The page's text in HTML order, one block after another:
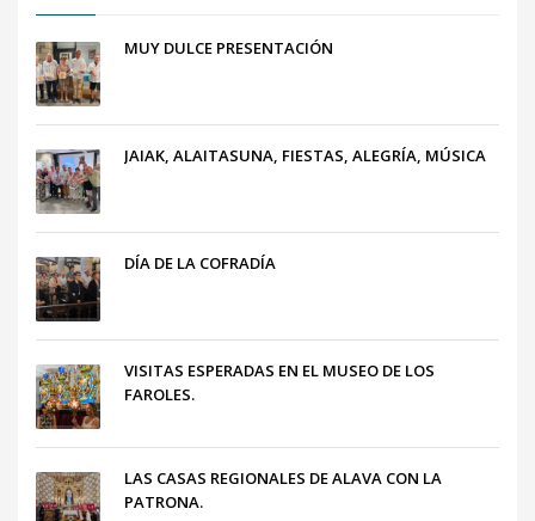
MUY DULCE PRESENTACIÓN
JAIAK, ALAITASUNA, FIESTAS, ALEGRÍA, MÚSICA
DÍA DE LA COFRADÍA
VISITAS ESPERADAS EN EL MUSEO DE LOS
FAROLES.
LAS CASAS REGIONALES DE ALAVA CON LA
PATRONA.